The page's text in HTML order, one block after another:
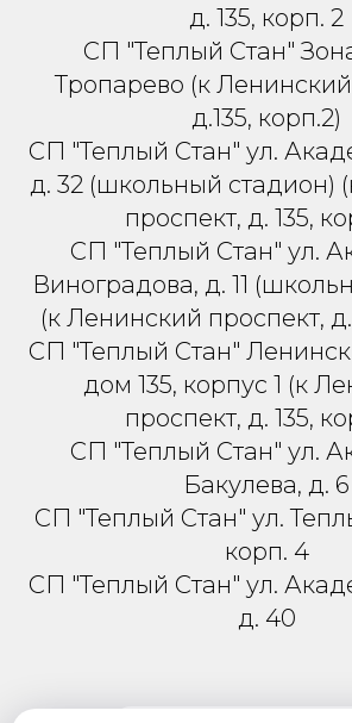
д. 135, корп. 2
СП "Теплый Стан"
Тропарево (к
д.135, корп.2)
СП "Теплый Стан" ул.
д. 32 (школьный стадион)
проспект, д. 135,
СП "Теплый Стан" ул.
Виноградова, д. 11
(к Ленинский проспект, д.
СП "Теплый Стан"
дом 135, корпус 1 (к
проспект, д. 135,
СП "Теплый Стан" ул.
Бакулева, д. 6
СП "Теплый Стан" ул.
корп. 4
СП "Теплый Стан" ул.
д. 40